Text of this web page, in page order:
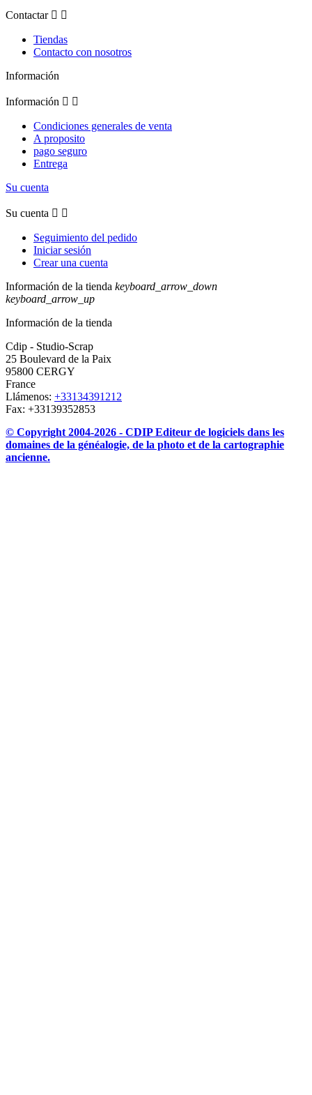
Contactar  
Tiendas
Contacto con nosotros
Información
Información  
Condiciones generales de venta
A proposito
pago seguro
Entrega
Su cuenta
Su cuenta  
Seguimiento del pedido
Iniciar sesión
Crear una cuenta
Información de la tienda keyboard_arrow_down
keyboard_arrow_up
Información de la tienda
Cdip - Studio-Scrap
25 Boulevard de la Paix
95800 CERGY
France
Llámenos: +33134391212
Fax: +33139352853
© Copyright 2004-2026 - CDIP Editeur de logiciels dans les
domaines de la généalogie, de la photo et de la cartographie
ancienne.